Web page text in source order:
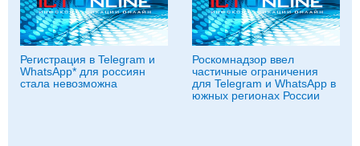
Регистрация в Telegram и
WhatsApp* для россиян
стала невозможна
Роскомнадзор ввел
частичные ограничения
для Telegram и WhatsApp в
южных регионах России